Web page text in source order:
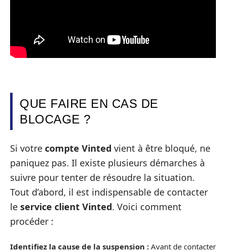
QUE FAIRE EN CAS DE
BLOCAGE ?
Si votre compte Vinted vient à être bloqué, ne
paniquez pas. Il existe plusieurs démarches à
suivre pour tenter de résoudre la situation.
Tout d’abord, il est indispensable de contacter
le service client Vinted. Voici comment
procéder :
Identifiez la cause de la suspension : Avant de contacter